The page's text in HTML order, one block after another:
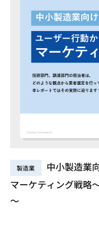
製造業
中小製造業
マーケティング戦略
～